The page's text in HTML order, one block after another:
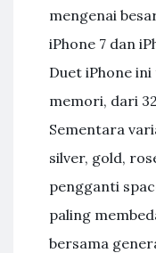
mengenai
iPhone 7 dan
Duet iPhone
memori, dari
Sementara
silver, gold,
pengganti
paling
bersama